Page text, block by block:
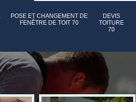
POSE ET CHANGEMENT DE
FENÊTRE DE TOIT 70
DEVIS
TOITURE
70